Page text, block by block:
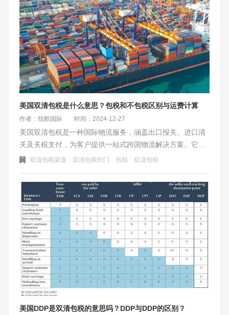
美国双清包税是什么意思？包税和不包税区别与运费计算
作者：纽酷国际 时间：2024-12-27
美国双清包税是一种国际物流服务，涵盖出口报关、进口清
关及关税支付，为客户提供一站式跨国物流解决方案。它分
为包税和不包税两种，前者物流公司预付税费，后者客户自
等，可能包含附加费用。选择时需注意税费政策、物流公司
可靠性及货物包装。美国双清包税以高效便捷著称，深受出
口至美国的企业和个人青睐，有助于货物顺畅运输。
双清包税渠道 双清包税到门 包税 双清包税
美国DDP是双清包税的意思吗？DDP与DDP的区别？